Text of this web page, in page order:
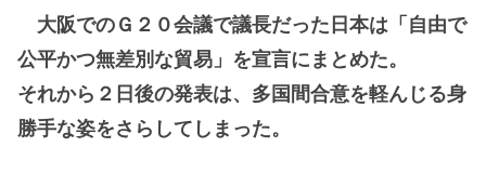
大阪でのＧ２０会議で議長だった日本は「自由で
公平かつ無差別な貿易」を宣言にまとめた。
それから２日後の発表は、多国間合意を軽んじる身
勝手な姿をさらしてしまった。